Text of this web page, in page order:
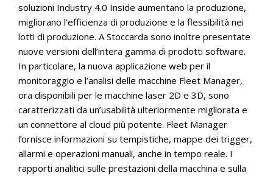
soluzioni Industry 4.0 Inside aumentano la produzione,
migliorano l’efficienza di produzione e la flessibilità nei
lotti di produzione. A Stoccarda sono inoltre presentate
nuove versioni dell’intera gamma di prodotti software.
In particolare, la nuova applicazione web per il
monitoraggio e l’analisi delle macchine Fleet Manager,
ora disponibili per le macchine laser 2D e 3D, sono
caratterizzati da un’usabilità ulteriormente migliorata e
un connettore al cloud più potente. Fleet Manager
fornisce informazioni su tempistiche, mappe dei trigger,
allarmi e operazioni manuali, anche in tempo reale. I
rapporti analitici sulle prestazioni della macchina e sulla